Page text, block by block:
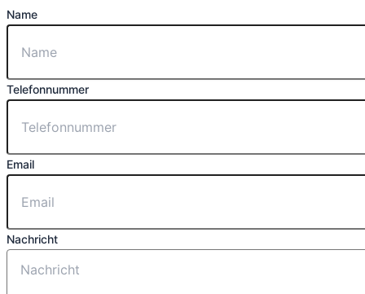
Name
Telefonnummer
Email
Nachricht